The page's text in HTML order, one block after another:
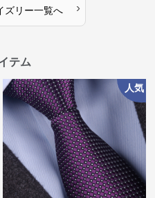
ズリー一覧へ ›
テム
人気